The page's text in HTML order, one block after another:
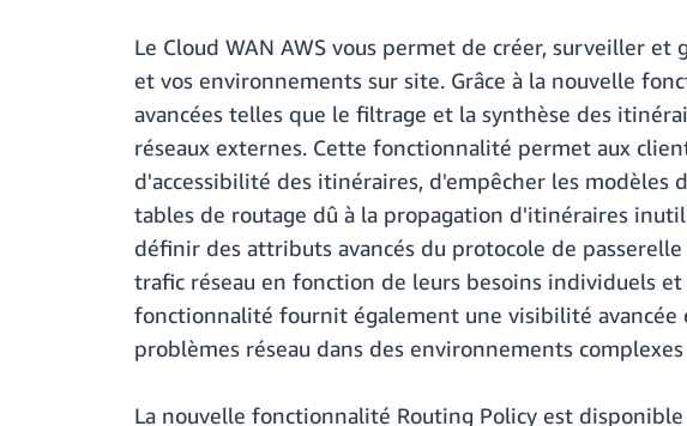
Le Cloud WAN AWS vous permet de créer, surveiller
et vos environnements sur site. Grâce à la nouvelle
avancées telles que le filtrage et la synthèse des
réseaux externes. Cette fonctionnalité permet aux
d'accessibilité des itinéraires, d'empêcher les
tables de routage dû à la propagation d'itinéraires
définir des attributs avancés du protocole de
trafic réseau en fonction de leurs besoins individuels
fonctionnalité fournit également une visibilité avancée
problèmes réseau dans des environnements
La nouvelle fonctionnalité Routing Policy est